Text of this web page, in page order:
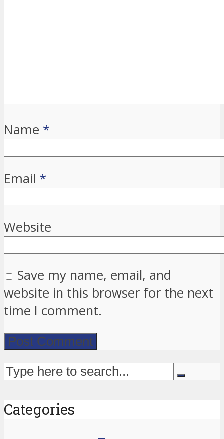
Name *
Email *
Website
Save my name, email, and
website in this browser for the next
time I comment.
Categories